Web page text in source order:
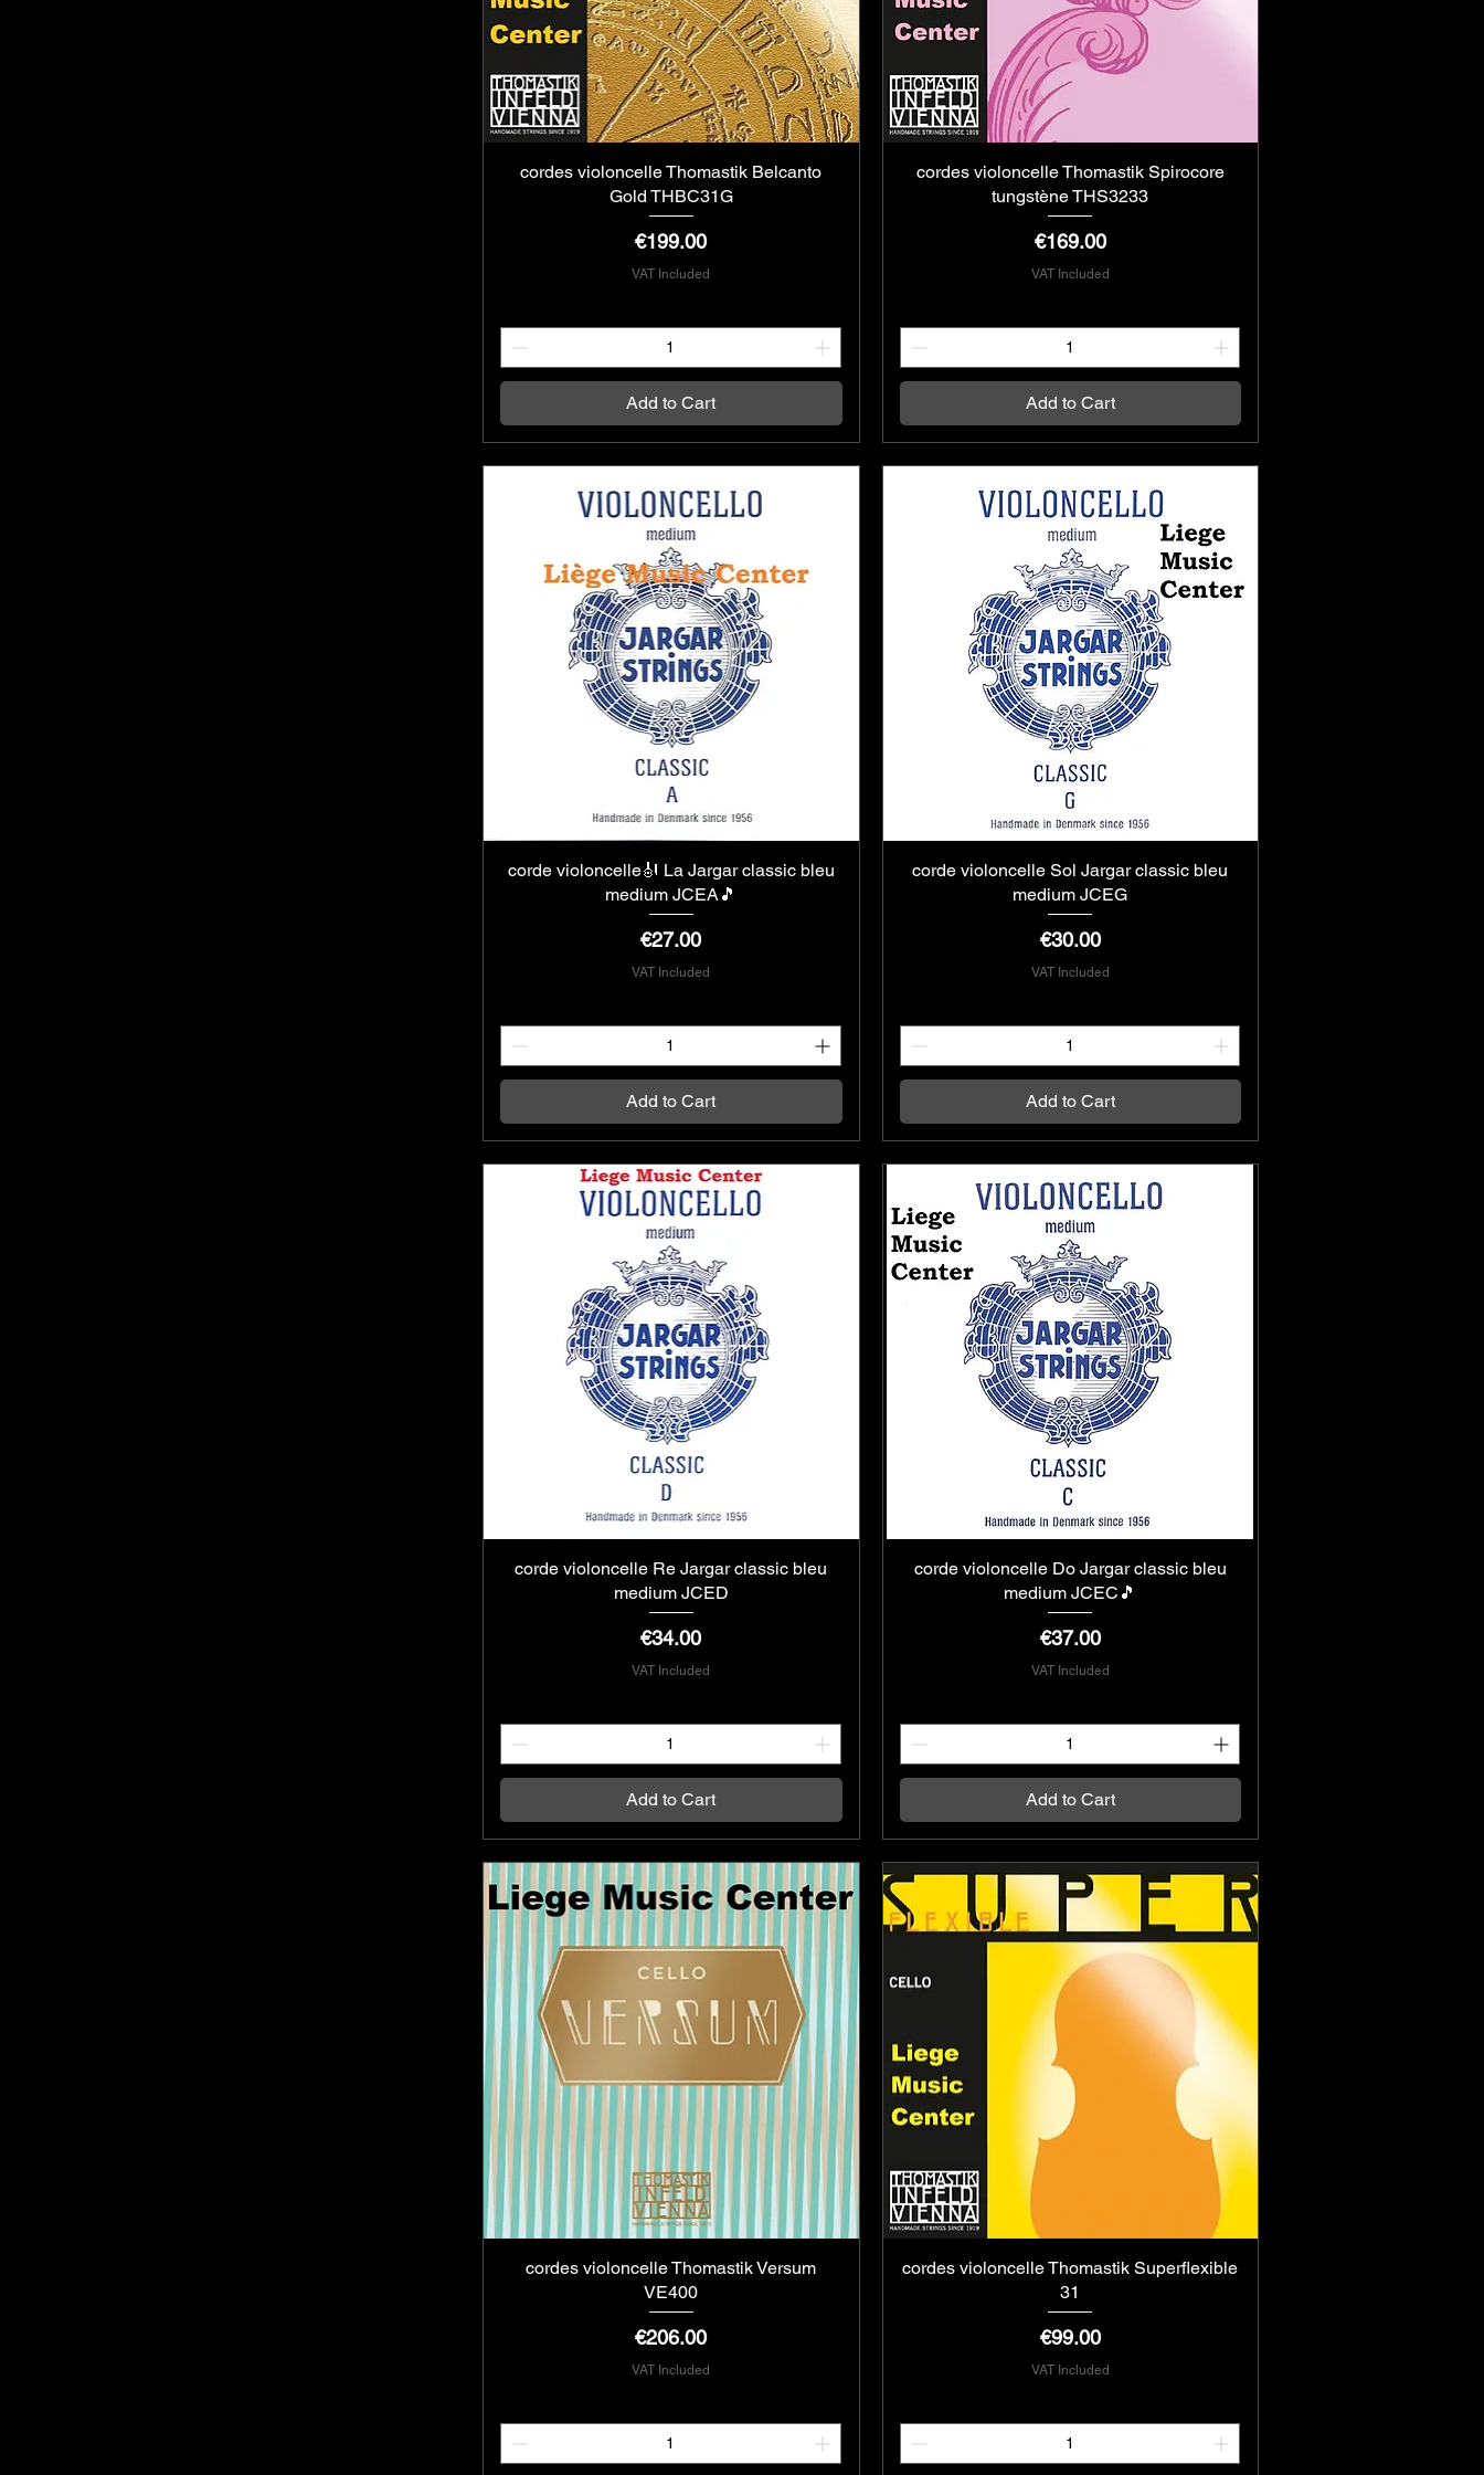
Quick View
cordes violoncelle Thomastik Belcanto
Gold THBC31G
Price
€199.00
VAT Included
Add to Cart
Quick View
cordes violoncelle Thomastik Spirocore
tungstène THS3233
Price
€169.00
VAT Included
Add to Cart
Quick View
corde violoncelle🎻 La Jargar classic bleu
medium JCEA🎵
Price
€27.00
VAT Included
Add to Cart
Quick View
corde violoncelle Sol Jargar classic bleu
medium JCEG
Price
€30.00
VAT Included
Add to Cart
Quick View
corde violoncelle Re Jargar classic bleu
medium JCED
Price
€34.00
VAT Included
Add to Cart
Quick View
corde violoncelle Do Jargar classic bleu
medium JCEC🎵
Price
€37.00
VAT Included
Add to Cart
Quick View
cordes violoncelle Thomastik Versum
VE400
Price
€206.00
VAT Included
Quick View
cordes violoncelle Thomastik Superflexible
31
Price
€99.00
VAT Included